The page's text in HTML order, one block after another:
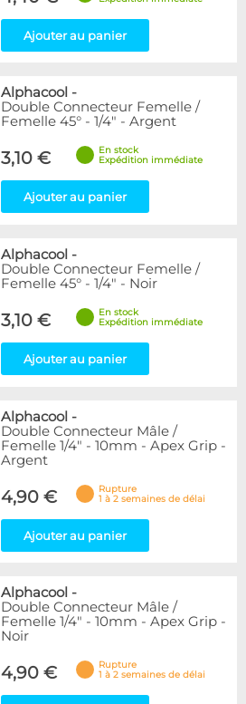
Ajouter au panier
Alphacool -
Double Connecteur Femelle /
Femelle 45° - 1/4" - Argent
3,10 €
En stock
Expédition immédiate
Ajouter au panier
Alphacool -
Double Connecteur Femelle /
Femelle 45° - 1/4" - Noir
3,10 €
En stock
Expédition immédiate
Ajouter au panier
Alphacool -
Double Connecteur Mâle /
Femelle 1/4" - 10mm - Apex Grip -
Argent
4,90 €
Rupture
1 à 2 semaines de délai
Ajouter au panier
Alphacool -
Double Connecteur Mâle /
Femelle 1/4" - 10mm - Apex Grip -
Noir
4,90 €
Rupture
1 à 2 semaines de délai